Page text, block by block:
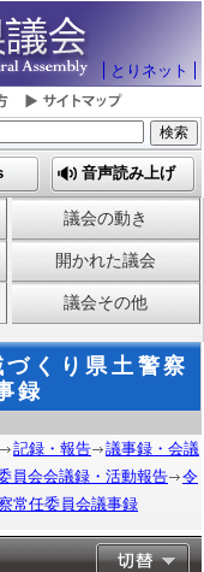
とりネット
音声読み上げ
議会の動き
開かれた議会
議会その他
くり県土警察
録
記録・報告
議事録・会議
員会会議録・活動報告
令
常任委員会議事録